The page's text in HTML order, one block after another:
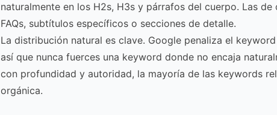
naturalmente en los H2s, H3s y párrafos del cuerpo. Las de
FAQs, subtítulos específicos o secciones de detalle.
La distribución natural es clave. Google penaliza el
así que nunca fuerces una keyword donde no encaja
con profundidad y autoridad, la mayoría de las keywords
orgánica.